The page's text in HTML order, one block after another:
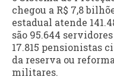
chegou a R$ 7,8
estadual atende
são 95.644
17.815 pensionistas
da reserva ou
militares.